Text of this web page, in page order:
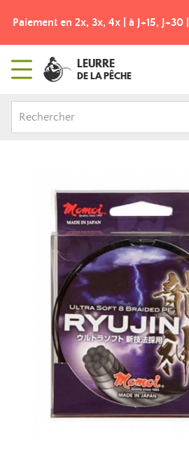
Paiement en 2x, 3x, 4x | à J+15,
LEURRE
DE LA PÊCHE